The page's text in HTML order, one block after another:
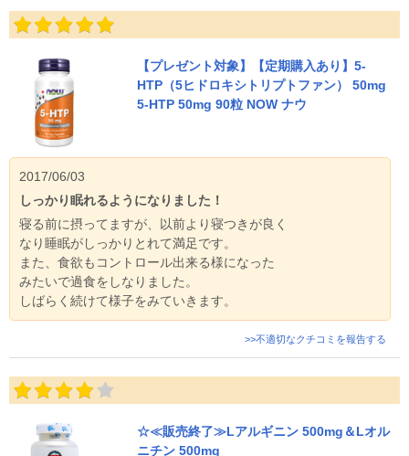
【プレゼント対象】【定期購入あり】5-
HTP（5ヒドロキシトリプトファン） 50mg
5-HTP 50mg 90粒 NOW ナウ
2017/06/03
しっかり眠れるようになりました！
寝る前に摂ってますが、以前より寝つきが良く
なり睡眠がしっかりとれて満足です。
また、食欲もコントロール出来る様になった
みたいで過食をしなりました。
しばらく続けて様子をみていきます。
>>不適切なクチコミを報告する
☆≪販売終了≫Lアルギニン 500mg＆Lオル
ニチン 500mg